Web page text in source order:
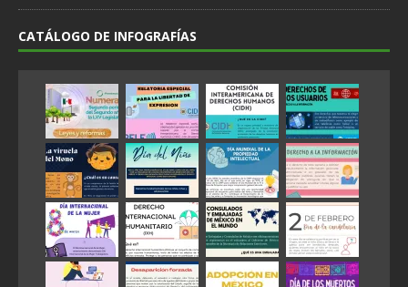
CATÁLOGO DE INFOGRAFÍAS